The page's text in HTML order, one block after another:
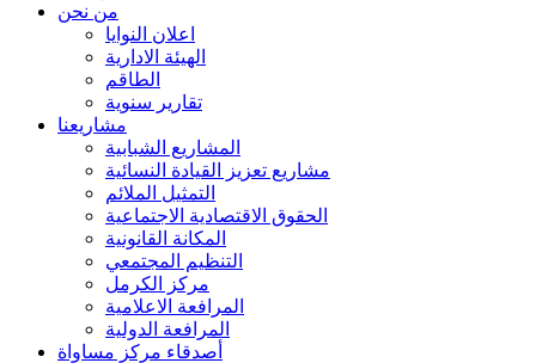
من نحن
اعلان النوايا
الهيئة الادارية
الطاقم
تقارير سنوية
مشاريعنا
المشاريع الشبابية
مشاريع تعزيز القيادة النسائية
التمثيل الملائم
الحقوق الاقتصادية الاجتماعية
المكانة القانونية
التنظيم المجتمعي
مركز الكرمل
المرافعة الاعلامية
المرافعة الدولية
أصدقاء مركز مساواة